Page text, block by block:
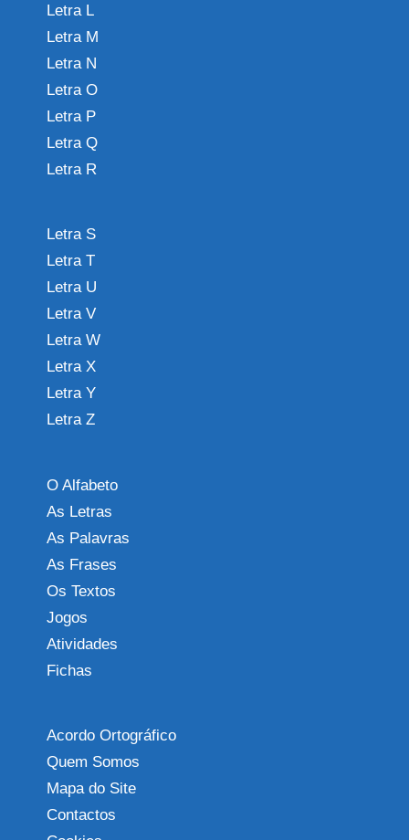
Letra L
Letra M
Letra N
Letra O
Letra P
Letra Q
Letra R
Letra S
Letra T
Letra U
Letra V
Letra W
Letra X
Letra Y
Letra Z
O Alfabeto
As Letras
As Palavras
As Frases
Os Textos
Jogos
Atividades
Fichas
Acordo Ortográfico
Quem Somos
Mapa do Site
Contactos